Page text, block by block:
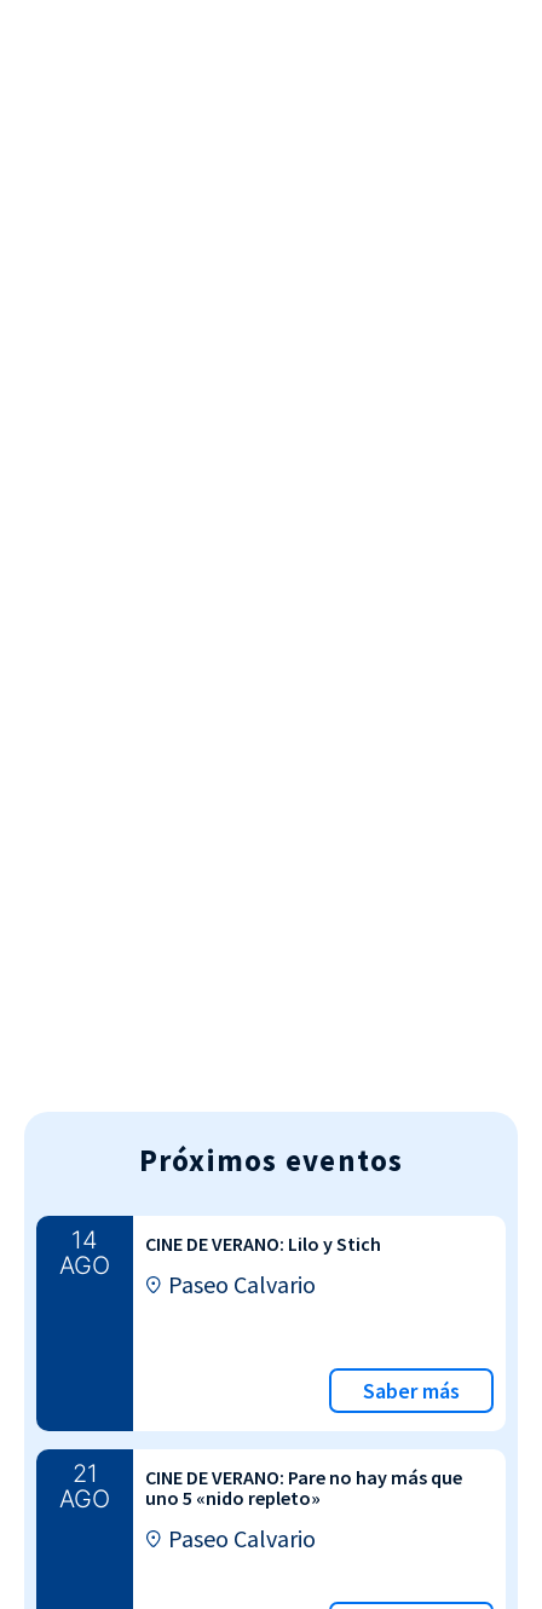
Próximos eventos
14
AGO
CINE DE VERANO: Lilo y Stich
Paseo Calvario
Saber más
21
AGO
CINE DE VERANO: Pare no hay más que
uno 5 «nido repleto»
Paseo Calvario